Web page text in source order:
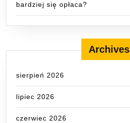
bardziej się opłaca?
Archives
sierpień 2026
lipiec 2026
czerwiec 2026